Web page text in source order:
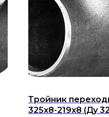
Тройник
325x8-219x8 (Ду